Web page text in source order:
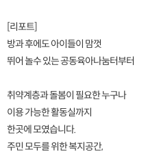
[리포트]
방과 후에도 아이들이 맘껏
뛰어 놀수 있는 공동육아나눔터부터
취약계층과 돌봄이 필요한 누구나
이용 가능한 활동실까지
한곳에 모였습니다.
주민 모두를 위한 복지공간,